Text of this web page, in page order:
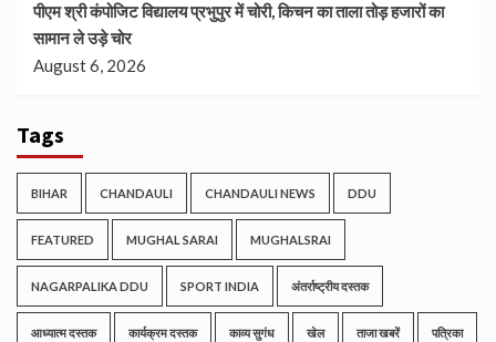
पीएम श्री कंपोजिट विद्यालय प्रभुपुर में चोरी, किचन का ताला तोड़ हजारों का
सामान ले उड़े चोर
August 6, 2026
Tags
BIHAR CHANDAULI CHANDAULI NEWS DDU
FEATURED MUGHAL SARAI MUGHALSRAI
NAGARPALIKA DDU SPORT INDIA अंतर्राष्ट्रीय दस्तक
आध्यात्म दस्तक कार्यक्रम दस्तक काव्य सुगंध खेल ताजा खबरें पत्रिका